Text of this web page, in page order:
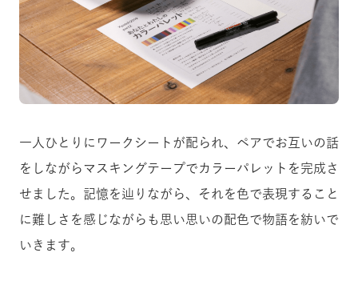
一人ひとりにワークシートが配られ、ペアでお互いの話
をしながらマスキングテープでカラーパレットを完成さ
せました。記憶を辿りながら、それを色で表現すること
に難しさを感じながらも思い思いの配色で物語を紡いで
いきます。